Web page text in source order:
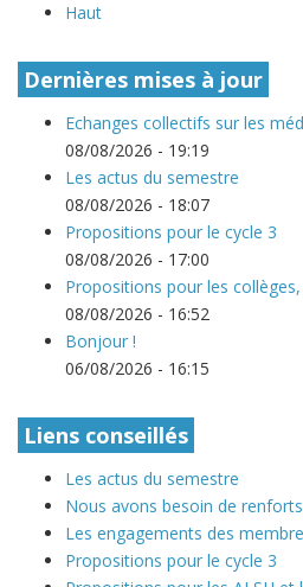
Haut
Dernières mises à jour
Echanges collectifs sur les
08/08/2026 - 19:19
Les actus du semestre
08/08/2026 - 18:07
Propositions pour le cycle 3
08/08/2026 - 17:00
Propositions pour les
08/08/2026 - 16:52
Bonjour !
06/08/2026 - 16:15
Liens conseillés
Les actus du semestre
Nous avons besoin de
Les engagements des
Propositions pour le cycle 3